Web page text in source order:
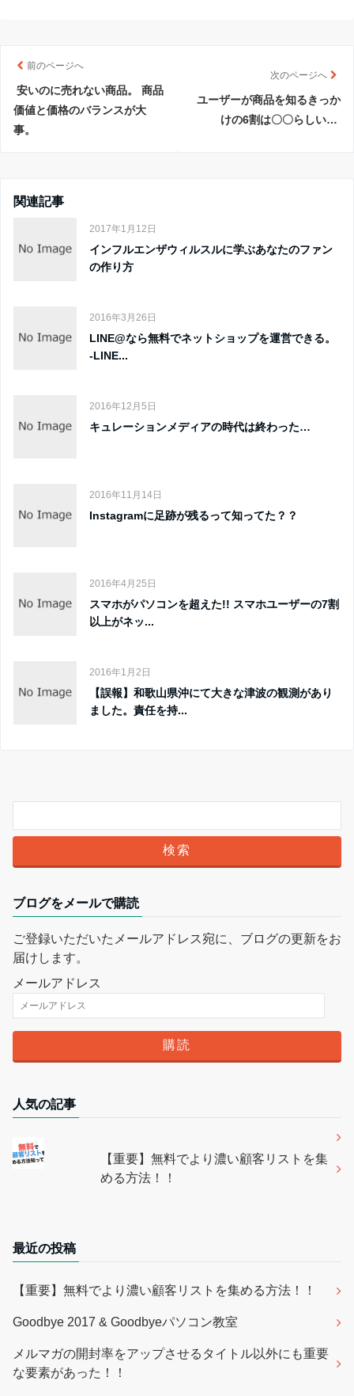
前のページへ
安いのに売れない商品。 商品
価値と価格のバランスが大
事。
次のページへ
ユーザーが商品を知るきっか
けの6割は〇〇らしい…
関連記事
2017年1月12日
インフルエンザウィルスルに学ぶあなたのファン
の作り方
2016年3月26日
LINE@なら無料でネットショップを運営できる。
-LINE...
2016年12月5日
キュレーションメディアの時代は終わった…
2016年11月14日
Instagramに足跡が残るって知ってた？？
2016年4月25日
スマホがパソコンを超えた!! スマホユーザーの7割
以上がネッ...
2016年1月2日
【誤報】和歌山県沖にて大きな津波の観測があり
ました。責任を持...
ブログをメールで購読
ご登録いただいたメールアドレス宛に、ブログの更新をお
届けします。
メールアドレス
人気の記事
【重要】無料でより濃い顧客リストを集
める方法！！
最近の投稿
【重要】無料でより濃い顧客リストを集める方法！！
Goodbye 2017 & Goodbyeパソコン教室
メルマガの開封率をアップさせるタイトル以外にも重要
な要素があった！！